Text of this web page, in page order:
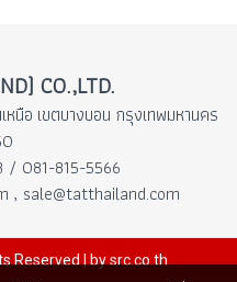
CO.,LTD.
หนือ เขตบางบอน กรุงเทพมหานคร
081-815-5566
, sale@tatthailand.com
Reserved | by src.co.th